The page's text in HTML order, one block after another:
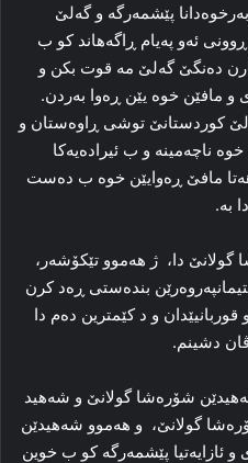
پێشمه‌رگه‌ و گه‌لێ
ئەو په‌یام ڕاگەهاند کو ب
ده‌نگێ گه‌لێ مه‌ قوت بکن و
و مافێن خوه‌ یێن ڕه‌وا بەردن.
کوردستانێ توشی ڕاوه‌ستان و
ناچه‌مینە و ب ئیراده‌یه‌کا
هه‌تا مافێ ڕه‌وایێن خوه‌ ب دەست
بە.
دا، ژ هه‌موو تێکۆشه‌ر،
بنده‌ستی ڕه‌د کرن
و د کێمترین ده‌م دا
دشینم.
شۆره‌شا گولانێ و شه‌هید
گولانێ، و هه‌موو شه‌هیدێن
ئازایه‌تیا پێشمه‌رگه‌ کو ب خوین